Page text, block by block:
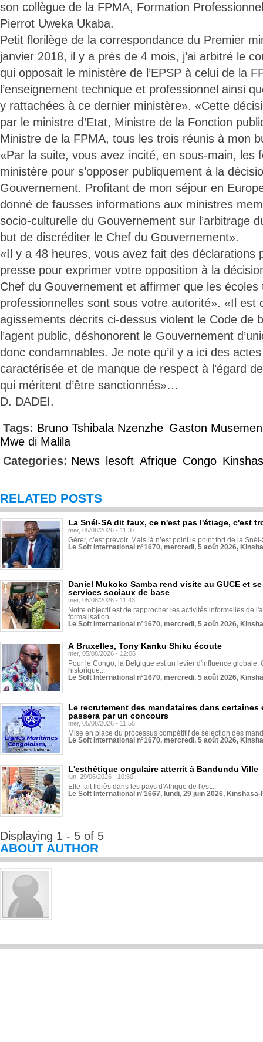
son collègue de la FPMA, Formation
Pierrot Uweka Ukaba.
Petit florilège de la correspondance du Premier
janvier 2018, il y a près de 4 mois, j’ai arbitré le
qui opposait le ministère de l’EPSP à celui de la
l’enseignement technique et professionnel ainsi
y rattachées à ce dernier ministère». «Cette
par le ministre d’Etat, Ministre de la Fonction
Ministre de la FPMA, tous les trois réunis à mon
«Par la suite, vous avez incité, en sous-main, les
ministère pour s’opposer publiquement à la
Gouvernement. Profitant de mon séjour en
donné de fausses informations aux ministres
socio-culturelle du Gouvernement sur l’arbitrage
but de discréditer le Chef du Gouvernement».
«Il y a 48 heures, vous avez fait des déclarations
presse pour exprimer votre opposition à la
Chef du Gouvernement et affirmer que les écoles
professionnelles sont sous votre autorité». «Il est
agissements décrits ci-dessus violent le Code de
l’agent public, déshonorent le Gouvernement
donc condamnables. Je note qu’il y a ici des actes
caractérisée et de manque de respect à l’égard
qui méritent d’être sanctionnés»…
D. DADEI.
Tags: Bruno Tshibala Nzenzhe Gaston
Mwe di Malila
Categories: News lesoft Afrique Congo
RELATED POSTS
La Snél-SA dit faux, ce n'est pas l'étiage, c'est
mer, 05/08/2026 - 11:37
Gérer, c’est prévoir. Mais là n’est point le point fort de la
Le Soft International n°1670, mercredi, 5 août 2026,
Daniel Mukoko Samba rend visite au GUCE et
services sociaux de base
mer, 05/08/2026 - 11:43
Notre objectif est de rapprocher les activités informelles de
formalisation.
Le Soft International n°1670, mercredi, 5 août 2026,
À Bruxelles, Tony Kanku Shiku écoute
mer, 05/08/2026 - 12:06
Pour le Congo, la Belgique est un levier d'influence globale.
historique...
Le Soft International n°1670, mercredi, 5 août 2026,
Le recrutement des mandataires dans
passera par un concours
mer, 05/08/2026 - 11:55
Mise en place du processus compétitif de sélection des
Le Soft International n°1670, mercredi, 5 août 2026,
L'esthétique ongulaire atterrit à Bandundu Ville
lun, 29/06/2026 - 10:30
Elle fait florès dans les pays d'Afrique de l'est...
Le Soft International n°1667, lundi, 29 juin 2026,
Displaying 1 - 5 of 5
ABOUT AUTHOR